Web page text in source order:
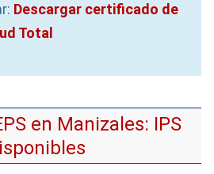
Descargar certificado de
Total
en Manizales: IPS